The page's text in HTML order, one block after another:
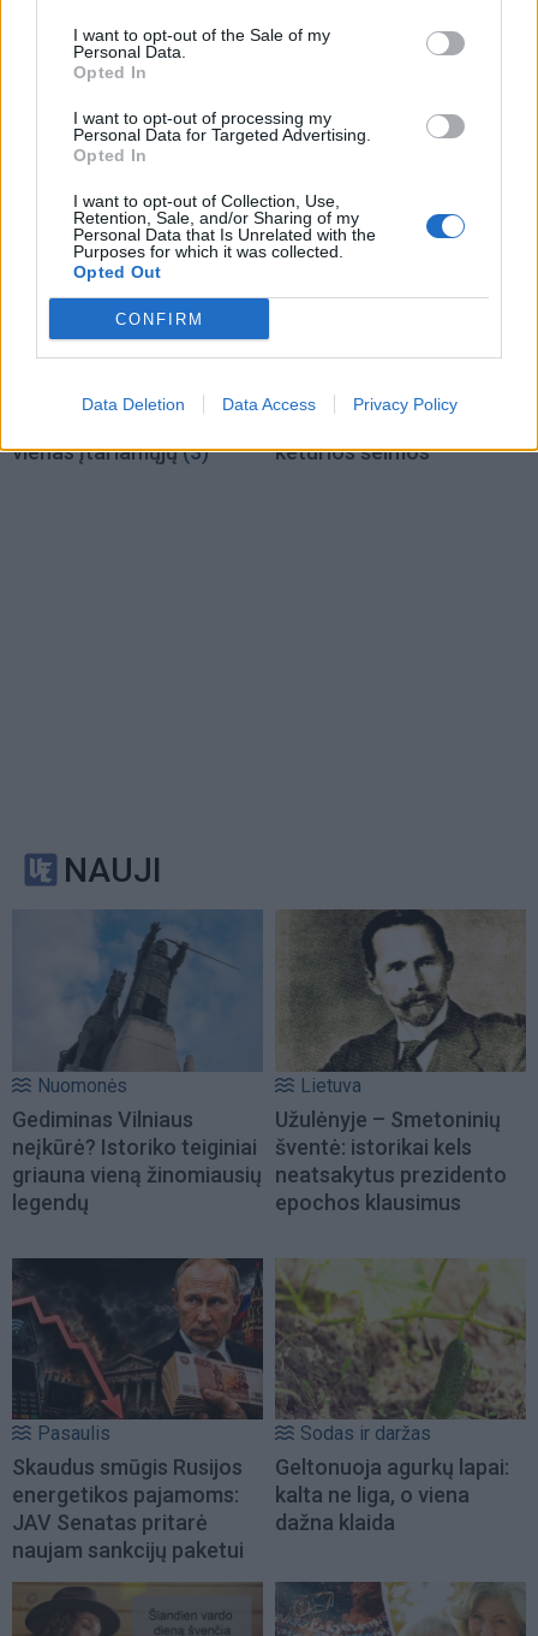
I want to opt-out of the Sale of my
Personal Data.
Opted In
I want to opt-out of processing my
Personal Data for Targeted Advertising.
Opted In
I want to opt-out of Collection, Use,
Retention, Sale, and/or Sharing of my
Personal Data that Is Unrelated with the
Purposes for which it was collected.
Opted Out
CONFIRM
Data Deletion Data Access Privacy Policy
Kriminalai
Niekšui panižo rankos:
vėliau ir jos nepilnametę
(2)
Kriminalai
ištuštino žaidimų
Kriminalai
Paramediko nužudymo
vienas įtariamųjų(3)
Kriminalai
Užsidegė lauko pavėsinė:
keturios šeimos
NAUJI
Nuomonės
Gediminas Vilniaus
neįkūrė? Istoriko teiginiai
griauna vieną žinomiausių
legendų
Lietuva
Užulėnyje – Smetoninių
šventė: istorikai kels
neatsakytus prezidento
epochos klausimus
Pasaulis
Skaudus smūgis Rusijos
energetikos pajamoms:
JAV Senatas pritarė
naujam sankcijų paketui
Sodas ir daržas
Geltonuoja agurkų lapai:
kalta ne liga, o viena
dažna klaida